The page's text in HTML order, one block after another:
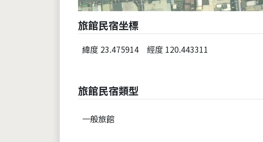
旅館民宿坐標
緯度 23.475914 經度 120.443311
旅館民宿類型
一般旅館